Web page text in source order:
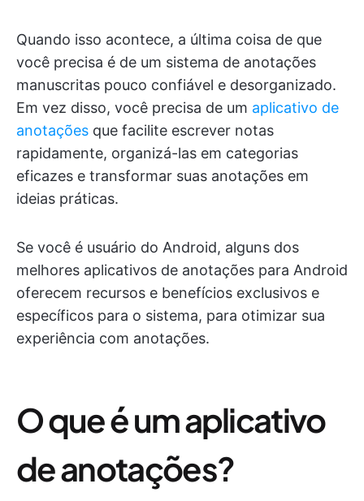
Quando isso acontece, a última coisa de que
você precisa é de um sistema de anotações
manuscritas pouco confiável e desorganizado.
Em vez disso, você precisa de um aplicativo de
anotações que facilite escrever notas
rapidamente, organizá-las em categorias
eficazes e transformar suas anotações em
ideias práticas.
Se você é usuário do Android, alguns dos
melhores aplicativos de anotações para Android
oferecem recursos e benefícios exclusivos e
específicos para o sistema, para otimizar sua
experiência com anotações.
O que é um aplicativo
de anotações?